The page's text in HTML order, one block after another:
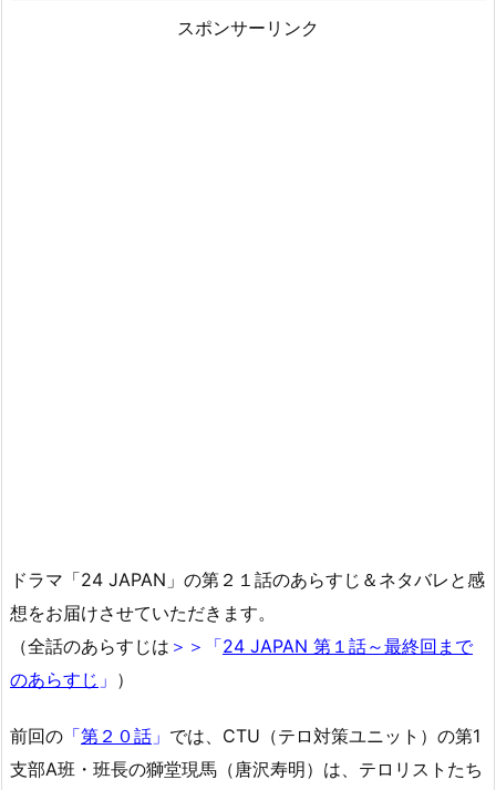
スポンサーリンク
ドラマ「24 JAPAN」の第２１話のあらすじ＆ネタバレと感
想をお届けさせていただきます。
（全話のあらすじは ＞＞「24 JAPAN 第１話～最終回まで
のあらすじ 」 ）
前回の 「第２０話 」 では、CTU（テロ対策ユニット）の第1
支部A班・班長の獅堂現馬（唐沢寿明）は、テロリストたち